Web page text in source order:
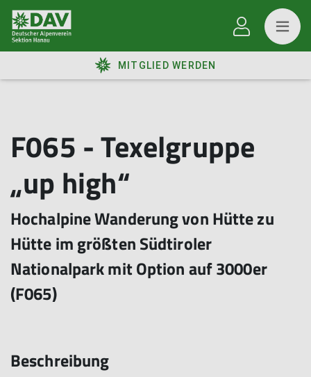
MITGLIED WERDEN
F065 - Texelgruppe
„up high“
Hochalpine Wanderung von Hütte zu
Hütte im größten Südtiroler
Nationalpark mit Option auf 3000er
(F065)
Beschreibung